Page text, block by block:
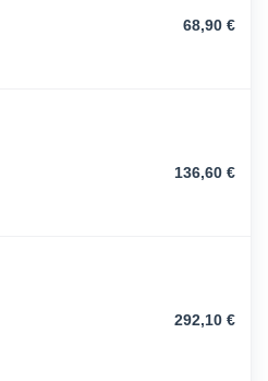
68,90 €
136,60 €
292,10 €